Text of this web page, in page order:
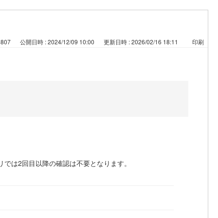
公開日時 : 2024/12/09 10:00 更新日時 : 2026/02/16 18:11 印刷
は2回目以降の確認は不要となります。